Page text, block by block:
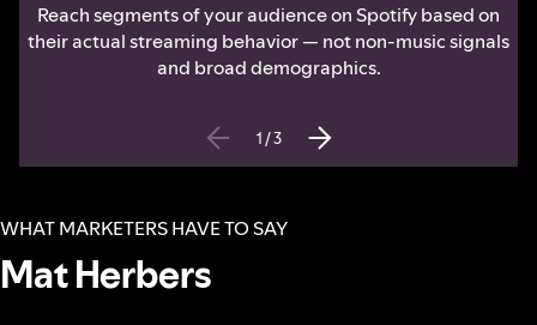
Reach segments of your audience on Spotify based on
their actual streaming behavior — not non-music signals
and broad demographics.
1 /3
WHAT MARKETERS HAVE TO SAY
Mat Herbers